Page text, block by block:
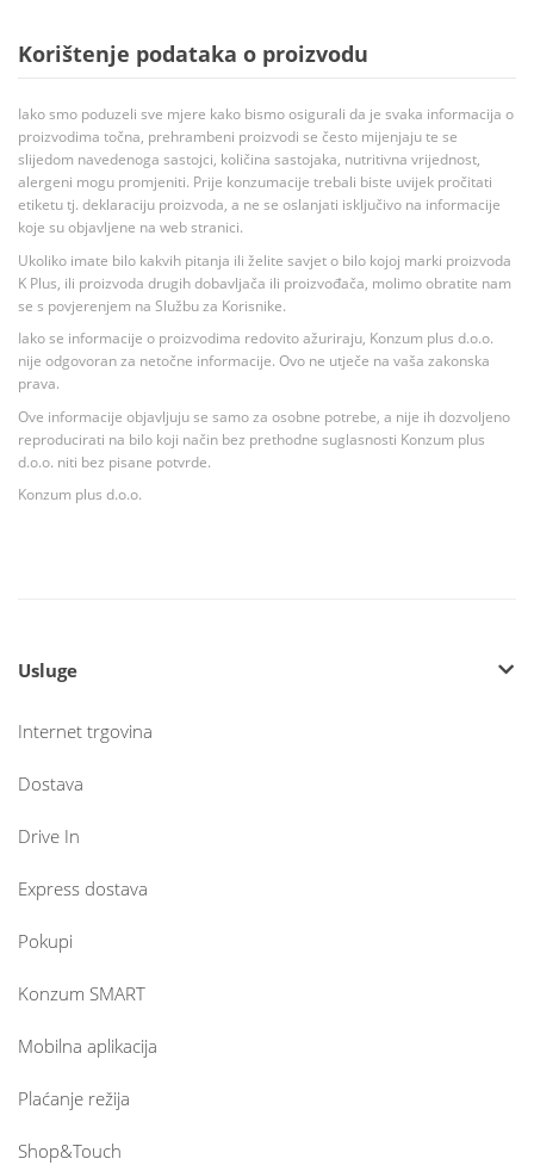
Korištenje podataka o proizvodu
Iako smo poduzeli sve mjere kako bismo osigurali da je svaka informacija o
proizvodima točna, prehrambeni proizvodi se često mijenjaju te se
slijedom navedenoga sastojci, količina sastojaka, nutritivna vrijednost,
alergeni mogu promjeniti. Prije konzumacije trebali biste uvijek pročitati
etiketu tj. deklaraciju proizvoda, a ne se oslanjati isključivo na informacije
koje su objavljene na web stranici.
Ukoliko imate bilo kakvih pitanja ili želite savjet o bilo kojoj marki proizvoda
K Plus, ili proizvoda drugih dobavljača ili proizvođača, molimo obratite nam
se s povjerenjem na Službu za Korisnike.
Iako se informacije o proizvodima redovito ažuriraju, Konzum plus d.o.o.
nije odgovoran za netočne informacije. Ovo ne utječe na vaša zakonska
prava.
Ove informacije objavljuju se samo za osobne potrebe, a nije ih dozvoljeno
reproducirati na bilo koji način bez prethodne suglasnosti Konzum plus
d.o.o. niti bez pisane potvrde.
Konzum plus d.o.o.
Usluge
Internet trgovina
Dostava
Drive In
Express dostava
Pokupi
Konzum SMART
Mobilna aplikacija
Plaćanje režija
Shop&Touch